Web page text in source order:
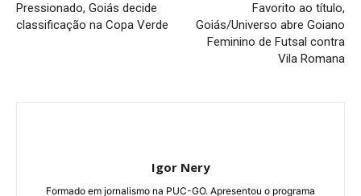
Pressionado, Goiás decide
classificação na Copa Verde
Favorito ao título,
Goiás/Universo abre Goiano
Feminino de Futsal contra
Vila Romana
Igor Nery
Formado em jornalismo na PUC-GO. Apresentou o programa